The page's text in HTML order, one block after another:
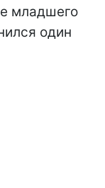
младшего
один